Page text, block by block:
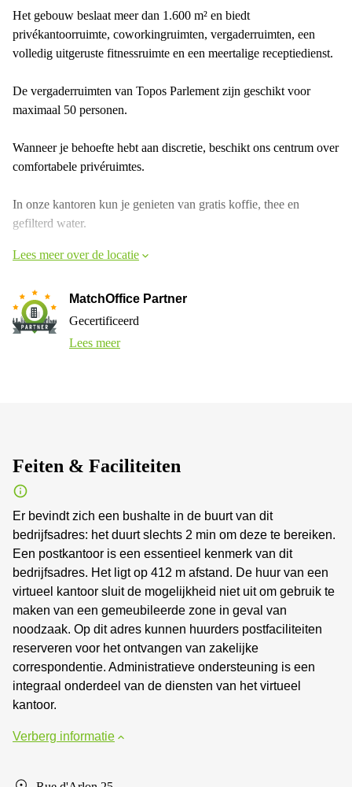
Het gebouw beslaat meer dan 1.600 m² en biedt
privékantoorruimte, coworkingruimten, vergaderruimten, een
volledig uitgeruste fitnessruimte en een meertalige receptiedienst.
De vergaderruimten van Topos Parlement zijn geschikt voor
maximaal 50 personen.
Wanneer je behoefte hebt aan discretie, beschikt ons centrum over
comfortabele privéruimtes.
In onze kantoren kun je genieten van gratis koffie, thee en
gefilterd water.
Lees meer over de locatie
MatchOffice Partner
Gecertificeerd
Lees meer
Feiten & Faciliteiten
Er bevindt zich een bushalte in de buurt van dit
bedrijfsadres: het duurt slechts 2 min om deze te bereiken.
Een postkantoor is een essentieel kenmerk van dit
bedrijfsadres. Het ligt op 412 m afstand. De huur van een
virtueel kantoor sluit de mogelijkheid niet uit om gebruik te
maken van een gemeubileerde zone in geval van
noodzaak. Op dit adres kunnen huurders postfaciliteiten
reserveren voor het ontvangen van zakelijke
correspondentie. Administratieve ondersteuning is een
integraal onderdeel van de diensten van het virtueel
kantoor.
Verberg informatie